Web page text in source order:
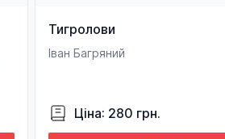
Тигролови
Іван Багряний
Ціна: 280 грн.